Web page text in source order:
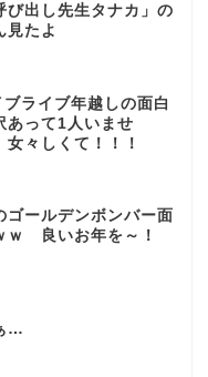
び出し先生タナカ」の
見たよ
ライブ年越しの面白
あって1人いませ
女々しくて！！！
ゴールデンボンバー面
ｗ 良いお年を～！
…